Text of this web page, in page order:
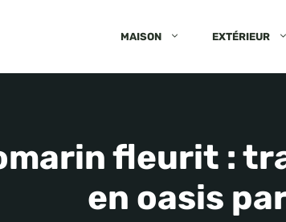
MAISON EXTÉRIEUR
fleurit :
en oasis